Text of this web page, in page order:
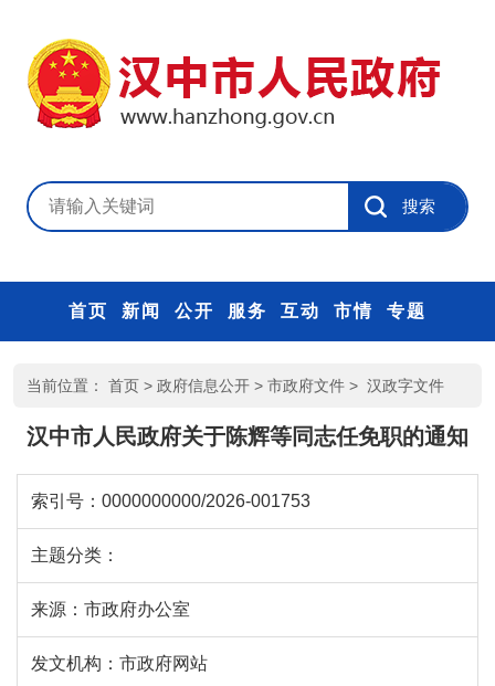
首页 新闻 公开 服务 互动 市情 专题
当前位置： 首页 > 政府信息公开 > 市政府文件 > 汉政字文件
汉中市人民政府关于陈辉等同志任免职的通知
索引号： 0000000000/2026-001753
主题分类：
来源： 市政府办公室
发文机构： 市政府网站